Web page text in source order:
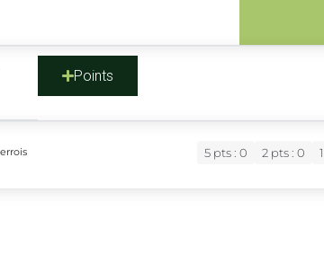
Points
5 pts : 0 2 pts : 0